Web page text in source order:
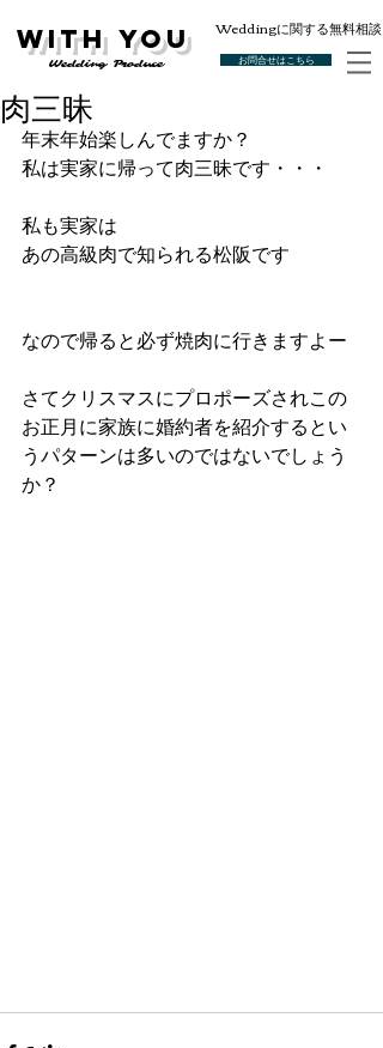
With You
Wedding Produce お問合せはこちら
Weddingに関する無料相談
肉三昧
年末年始楽しんでますか？
私は実家に帰って肉三昧です・・・
私も実家は
あの高級肉で知られる松阪です
なので帰ると必ず焼肉に行きますよー
さてクリスマスにプロポーズされこの
お正月に家族に婚約者を紹介するとい
うパターンは多いのではないでしょう
か？